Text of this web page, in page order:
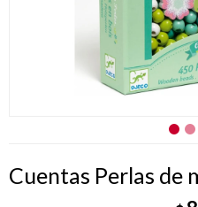
Cuentas Perlas de